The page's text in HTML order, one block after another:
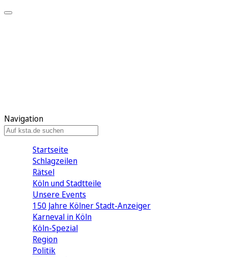
Navigation
Startseite
Schlagzeilen
Rätsel
Köln und Stadtteile
Unsere Events
150 Jahre Kölner Stadt-Anzeiger
Karneval in Köln
Köln-Spezial
Region
Politik